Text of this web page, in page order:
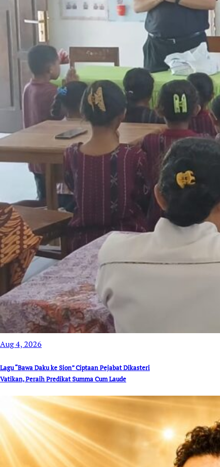
Aug 4, 2026
Lagu “Bawa Daku ke Sion” Ciptaan Pejabat Dikasteri
Vatikan, Peraih Predikat Summa Cum Laude